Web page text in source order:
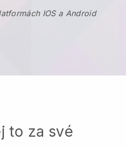
IOS a Android
to za své